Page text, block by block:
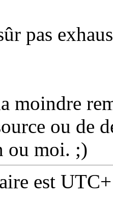
pas
moindre
ou de
ou moi. ;)
est